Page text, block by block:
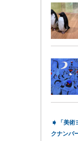
➧
「美
クナンバ